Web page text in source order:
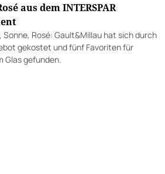
aus dem INTERSPAR
Sonne, Rosé: Gault&Millau hat sich durch
gekostet und fünf Favoriten für
Glas gefunden.